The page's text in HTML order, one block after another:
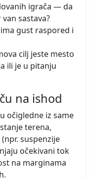
igrača — da
sastava?
gust raspored i
cilj jeste mesto
ili je u pitanju
na ishod
očigledne iz same
terena,
suspenzije
očekivani tok
na marginama